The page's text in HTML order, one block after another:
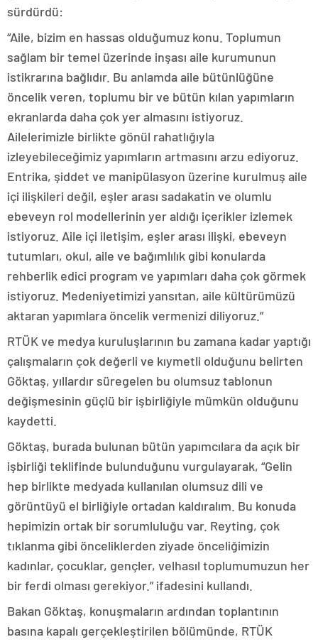
sürdürdü:
“Aile, bizim en hassas olduğumuz konu. Toplumun
sağlam bir temel üzerinde inşası aile kurumunun
istikrarına bağlıdır. Bu anlamda aile bütünlüğüne
öncelik veren, toplumu bir ve bütün kılan yapımların
ekranlarda daha çok yer almasını istiyoruz.
Ailelerimizle birlikte gönül rahatlığıyla
izleyebileceğimiz yapımların artmasını arzu ediyoruz.
Entrika, şiddet ve manipülasyon üzerine kurulmuş aile
içi ilişkileri değil, eşler arası sadakatin ve olumlu
ebeveyn rol modellerinin yer aldığı içerikler izlemek
istiyoruz. Aile içi iletişim, eşler arası ilişki, ebeveyn
tutumları, okul, aile ve bağımlılık gibi konularda
rehberlik edici program ve yapımları daha çok görmek
istiyoruz. Medeniyetimizi yansıtan, aile kültürümüzü
aktaran yapımlara öncelik vermenizi diliyoruz.”
RTÜK ve medya kuruluşlarının bu zamana kadar yaptığı
çalışmaların çok değerli ve kıymetli olduğunu belirten
Göktaş, yıllardır süregelen bu olumsuz tablonun
değişmesinin güçlü bir işbirliğiyle mümkün olduğunu
kaydetti.
Göktaş, burada bulunan bütün yapımcılara da açık bir
işbirliği teklifinde bulunduğunu vurgulayarak, “Gelin
hep birlikte medyada kullanılan olumsuz dili ve
görüntüyü el birliğiyle ortadan kaldıralım. Bu konuda
hepimizin ortak bir sorumluluğu var. Reyting, çok
tıklanma gibi önceliklerden ziyade önceliğimizin
kadınlar, çocuklar, gençler, velhasıl toplumumuzun her
bir ferdi olması gerekiyor.” ifadesini kullandı.
Bakan Göktaş, konuşmaların ardından toplantının
basına kapalı gerçekleştirilen bölümünde, RTÜK